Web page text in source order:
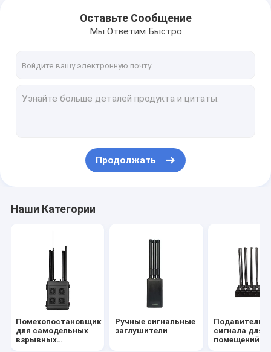
Антидроновый модуль-30W
Рюкзак-глушилка / Переносная глушилка
Детектор сигнала
Джаммер Антенна
Аудио-браммер
Оставьте Сообщение
Мы Ответим Быстро
Продолжать
Наши Категории
Помехопостановщик
для самодельных
взрывных
Ручные сигнальные
заглушители
Подавители
сигнала для
помещений